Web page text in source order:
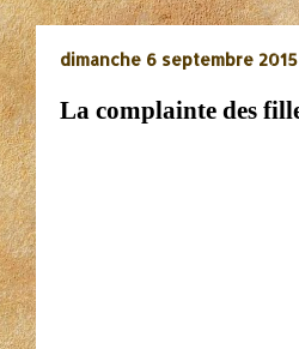
dimanche 6 septembre 2015
La complainte des